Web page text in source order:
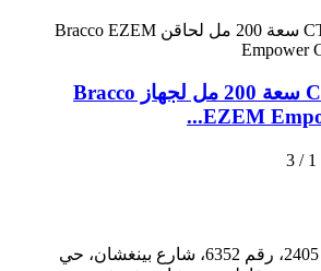
محقنة CT سعة 200 مل لجهاز Bracco
EZEM
ورشة عمل رقم 2405، رقم 6352، شارع بينغشان، حي